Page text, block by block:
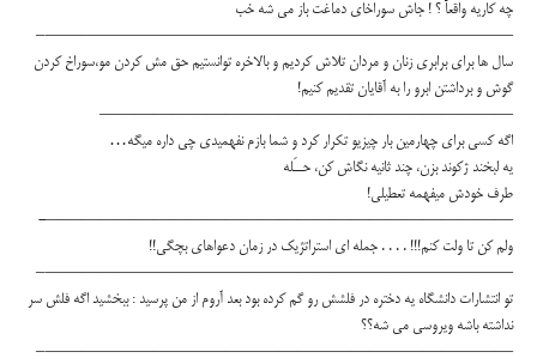
چه كاريه واقعاً ؟ ! جاش سوراخاي دماغت باز مي شه خب
——————————————————————————–
سال ها براي برابري زنان و مردان تلاش كرديم و بالاخره توانستيم حق مش كردن مو،سوراخ كردن
گوش و برداشتن ابرو را به آقايان تقديم كنيم!
———————————————————————
اگه كسى براى چهارمين بار چيزيو تكرار كرد و شما بازم نفهميدى چى داره ميگه…
يه لبخند ژكوند بزن، چند ثانيه نگاش كن، حــَله
طرف خودش ميفهمه تعطيلى!
——————————————————————————-
ولم كن تا ولت كنم!!! . . . . جمله اي استراتژيك در زمان دعواهاي بچگي!!
——————————————————————————–
تو انتشارات دانشگاه يه دختره در فلشش رو گم كرده بود بعد آروم از من پرسيد : ببخشيد اگه فلش سر
نداشته باشه ويروسي مي شه؟؟
——————————————————————————–